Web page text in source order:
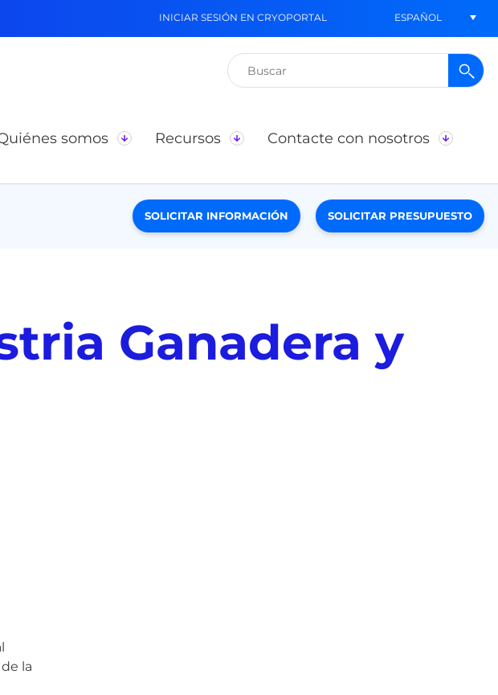
INICIAR SESIÓN EN CRYOPORTAL ESPAÑOL
Buscar:
somos Recursos
Contacte con nosotros
SOLICITAR INFORMACIÓN SOLICITAR PRESUPUESTO
Ganadera y
la